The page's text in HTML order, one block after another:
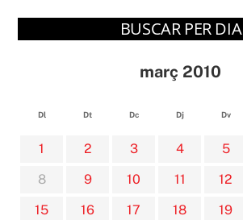
BUSCAR PER DIA
març 2010
Dl Dt Dc Dj Dv
1 2 3 4 5
8
9 10 11 12
15
16 17 18 19